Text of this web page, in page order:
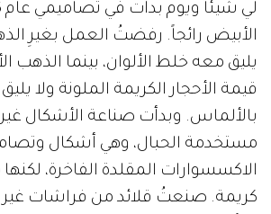
الأبيض رائجاً. رفضتُ العمل بغيرِ
يليق معه خلط الألوان، بينما
قيمة الأحجار الكريمة الملونة ولا
بالألماس. وبدأت صناعة الأشكال غير
مستخدمة الحبال، وهي أشكال
الاكسسوارات المقلدة الفاخرة،
كريمة. صنعتُ قلائد من فراشات غير